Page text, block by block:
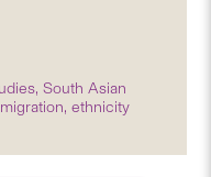
South Asian
ethnicity